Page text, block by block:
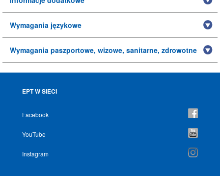
Wymagania językowe
Wymagania paszportowe, wizowe, sanitarne, zdrowotne
EPT W SIECI
Facebook
YouTube
Instagram